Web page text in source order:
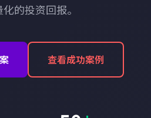
的投资回报。
查看成功案例